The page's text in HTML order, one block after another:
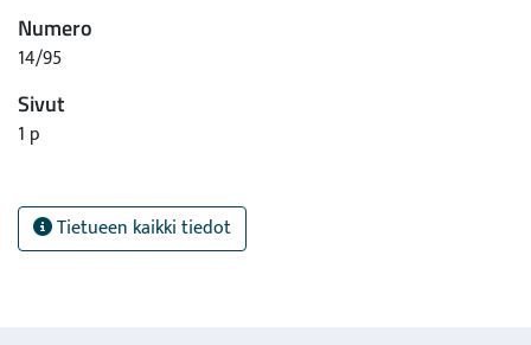
Numero
14/95
Sivut
1 p
Tietueen kaikki tiedot